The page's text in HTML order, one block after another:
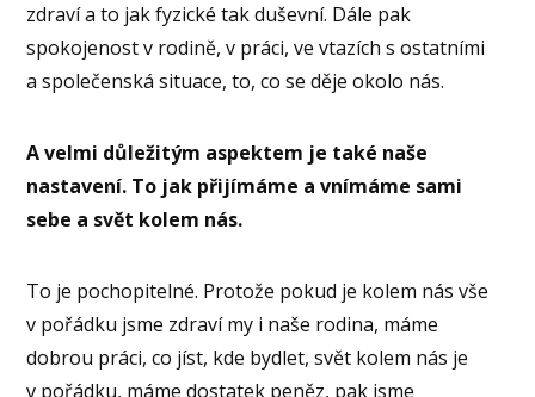
zdraví a to jak fyzické tak duševní. Dále pak
spokojenost v rodině, v práci, ve vtazích s ostatními
a společenská situace, to, co se děje okolo nás.
A velmi důležitým aspektem je také naše
nastavení. To jak přijímáme a vnímáme sami
sebe a svět kolem nás.
To je pochopitelné. Protože pokud je kolem nás vše
v pořádku jsme zdraví my i naše rodina, máme
dobrou práci, co jíst, kde bydlet, svět kolem nás je
v pořádku, máme dostatek peněz, pak jsme